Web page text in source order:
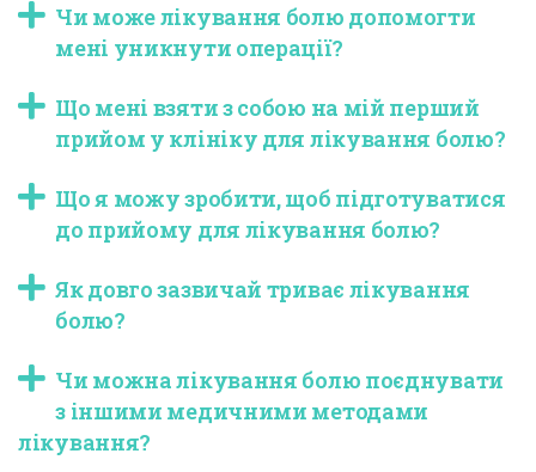
Чи може лікування болю допомогти
мені уникнути операції?
Що мені взяти з собою на мій перший
прийом у клініку для лікування болю?
Що я можу зробити, щоб підготуватися
до прийому для лікування болю?
Як довго зазвичай триває лікування
болю?
Чи можна лікування болю поєднувати
з іншими медичними методами
лікування?